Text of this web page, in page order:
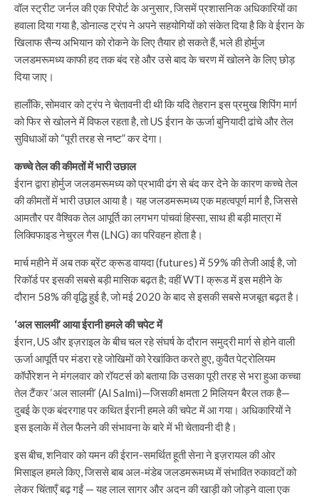
वॉल स्ट्रीट जर्नल की एक रिपोर्ट के अनुसार, जिसमें प्रशासनिक अधिकारियों का
हवाला दिया गया है, डोनाल्ड ट्रंप ने अपने सहयोगियों को संकेत दिया है कि वे ईरान के
खिलाफ सैन्य अभियान को रोकने के लिए तैयार हो सकते हैं, भले ही होर्मुज
जलडमरूमध्य काफी हद तक बंद रहे और उसे बाद के चरण में खोलने के लिए छोड़
दिया जाए।
हालाँकि, सोमवार को ट्रंप ने चेतावनी दी थी कि यदि तेहरान इस प्रमुख शिपिंग मार्ग
को फिर से खोलने में विफल रहता है, तो US ईरान के ऊर्जा बुनियादी ढांचे और तेल
सुविधाओं को “पूरी तरह से नष्ट” कर देगा।
कच्चे तेल की कीमतों में भारी उछाल
ईरान द्वारा होर्मुज जलडमरूमध्य को प्रभावी ढंग से बंद कर देने के कारण कच्चे तेल
की कीमतों में भारी उछाल आया है। यह जलडमरूमध्य एक महत्वपूर्ण मार्ग है, जिससे
आमतौर पर वैश्विक तेल आपूर्ति का लगभग पांचवां हिस्सा, साथ ही बड़ी मात्रा में
लिक्विफाइड नेचुरल गैस (LNG) का परिवहन होता है।
मार्च महीने में अब तक ब्रेंट क्रूड वायदा (futures) में 59% की तेजी आई है, जो
रिकॉर्ड पर इसकी सबसे बड़ी मासिक बढ़त है; वहीं WTI क्रूड में इस महीने के
दौरान 58% की वृद्धि हुई है, जो मई 2020 के बाद से इसकी सबसे मजबूत बढ़त है।
‘अल सालमी’ आया ईरानी हमले की चपेट में
ईरान, US और इज़राइल के बीच चल रहे संघर्ष के दौरान समुद्री मार्ग से होने वाली
ऊर्जा आपूर्ति पर मंडरा रहे जोखिमों को रेखांकित करते हुए, कुवैत पेट्रोलियम
कॉर्पोरेशन ने मंगलवार को रॉयटर्स को बताया कि उसका पूरी तरह से भरा हुआ कच्चा
तेल टैंकर ‘अल सालमी’ (Al Salmi)—जिसकी क्षमता 2 मिलियन बैरल तक है—
दुबई के एक बंदरगाह पर कथित ईरानी हमले की चपेट में आ गया। अधिकारियों ने
इस इलाके में तेल फैलने की संभावना के बारे में भी चेतावनी दी है।
इस बीच, शनिवार को यमन की ईरान-समर्थित हूती सेना ने इज़रायल की ओर
मिसाइल हमले किए, जिससे बाब अल-मंडेब जलडमरूमध्य में संभावित रुकावटों को
लेकर चिंताएँ बढ़ गईं — यह लाल सागर और अदन की खाड़ी को जोड़ने वाला एक